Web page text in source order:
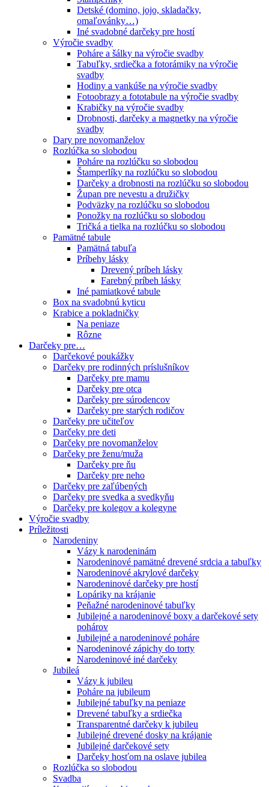
Detské (domino, jojo, skladačky,
omaľovánky…)
Iné svadobné darčeky pre hostí
Výročie svadby
Poháre a šálky na výročie svadby
Tabuľky, srdiečka a fotorámiky na výročie
svadby
Hodiny a vankúše na výročie svadby
Fotoobrazy a fototabule na výročie svadby
Krabičky na výročie svadby
Drobnosti, darčeky a magnetky na výročie
svadby
Dary pre novomanželov
Rozlúčka so slobodou
Poháre na rozlúčku so slobodou
Štamperlíky na rozlúčku so slobodou
Darčeky a drobnosti na rozlúčku so slobodou
Župan pre nevestu a družičky
Podväzky na rozlúčku so slobodou
Ponožky na rozlúčku so slobodou
Tričká a tielka na rozlúčku so slobodou
Pamätné tabule
Pamätná tabuľa
Príbehy lásky
Drevený príbeh lásky
Farebný príbeh lásky
Iné pamiatkové tabule
Box na svadobnú kyticu
Krabice a pokladničky
Na peniaze
Rôzne
Darčeky pre…
Darčekové poukážky
Darčeky pre rodinných príslušníkov
Darčeky pre mamu
Darčeky pre otca
Darčeky pre súrodencov
Darčeky pre starých rodičov
Darčeky pre učiteľov
Darčeky pre deti
Darčeky pre novomanželov
Darčeky pre ženu/muža
Darčeky pre ňu
Darčeky pre neho
Darčeky pre zaľúbených
Darčeky pre svedka a svedkyňu
Darčeky pre kolegov a kolegyne
Výročie svadby
Príležitosti
Narodeniny
Vázy k narodeninám
Narodeninové pamätné drevené srdcia a tabuľky
Narodeninové akrylové darčeky
Narodeninové darčeky pre hostí
Lopáriky na krájanie
Peňažné narodeninové tabuľky
Jubilejné a narodeninové boxy a darčekové sety
pohárov
Jubilejné a narodeninové poháre
Narodeninové zápichy do torty
Narodeninové iné darčeky
Jubileá
Vázy k jubileu
Poháre na jubileum
Jubilejné tabuľky na peniaze
Drevené tabuľky a srdiečka
Transparentné darčeky k jubileu
Jubilejné drevené dosky na krájanie
Jubilejné darčekové sety
Darčeky hosťom na oslave jubilea
Rozlúčka so slobodou
Svadba